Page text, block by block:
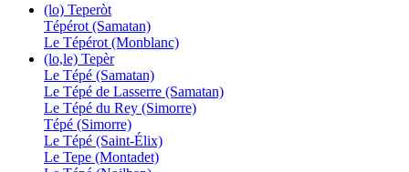
(lo) Teperòt
Tépérot (Samatan)
Le Tépérot (Monblanc)
(lo,le) Tepèr
Le Tépé (Samatan)
Le Tépé de Lasserre (Samatan)
Le Tépé du Rey (Simorre)
Tépé (Simorre)
Le Tépé (Saint-Élix)
Le Tepe (Montadet)